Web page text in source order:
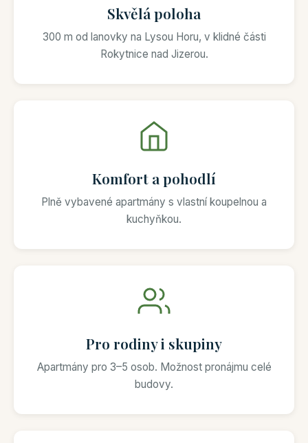
Skvělá poloha
300 m od lanovky na Lysou Horu, v klidné části
Rokytnice nad Jizerou.
Komfort a pohodlí
Plně vybavené apartmány s vlastní koupelnou a
kuchyňkou.
Pro rodiny i skupiny
Apartmány pro 3–5 osob. Možnost pronájmu celé
budovy.